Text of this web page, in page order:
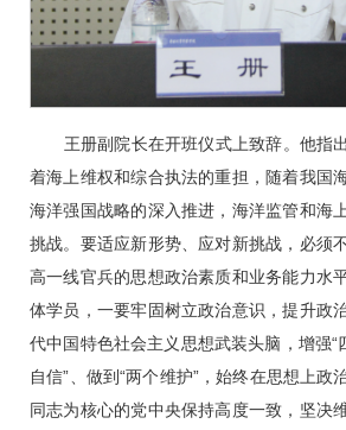
王册副院长在开班仪式上致辞。他指
着海上维权和综合执法的重担，随着我国
海洋强国战略的深入推进，海洋监管和海
挑战。要适应新形势、应对新挑战，必须
高一线官兵的思想政治素质和业务能力水
体学员，一要牢固树立政治意识，提升政
代中国特色社会主义思想武装头脑，增强“
自信”、做到“两个维护”，始终在思想上政
同志为核心的党中央保持高度一致，坚决